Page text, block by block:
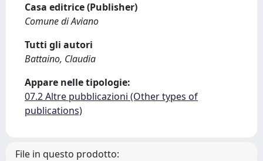
Casa editrice (Publisher)
Comune di Aviano
Tutti gli autori
Battaino, Claudia
Appare nelle tipologie:
07.2 Altre pubblicazioni (Other types of
publications)
File in questo prodotto: